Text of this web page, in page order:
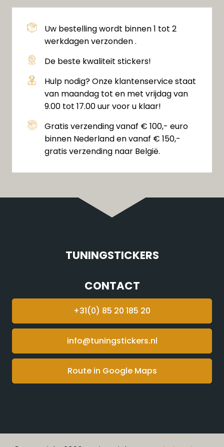
Uw bestelling wordt binnen 1 tot 2
werkdagen verzonden .
De beste kwaliteit stickers!
Hulp nodig? Onze klantenservice staat
van maandag tot en met vrijdag van
9.00 tot 17.00 uur voor u klaar!
Gratis verzending vanaf € 100,- euro
binnen Nederland en vanaf € 150,-
gratis verzending naar België.
TUNINGSTICKERS
CONTACT
+31(0) 85 20 185 20
info@tuningstickers.nl
Route in Google Maps